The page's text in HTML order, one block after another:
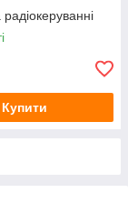
Купити